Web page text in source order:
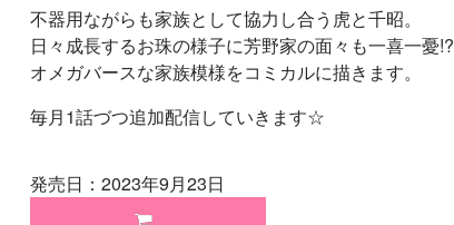
不器用ながらも家族として協力し合う虎と千昭。
日々成長するお珠の様子に芳野家の面々も一喜一憂!?
オメガバースな家族模様をコミカルに描きます。
毎月1話づつ追加配信していきます☆
発売日：2023年9月23日